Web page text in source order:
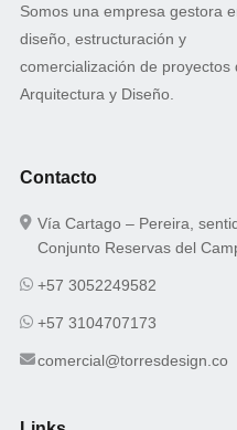
Somos una empresa gestora
diseño, estructuración y
comercialización de proyectos
Arquitectura y Diseño.
Contacto
Vía Cartago – Pereira,
Conjunto Reservas del
+57 3052249582
+57 3104707173
comercial@torresdesign.co